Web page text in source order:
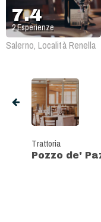
7.4
2Esperienze
Salerno, Località Renella
Trattoria
Pozzo de'